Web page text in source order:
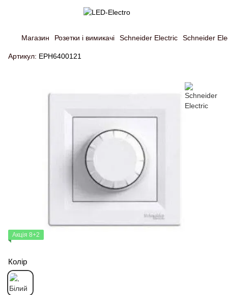
Магазин Розетки і вимикачі Schneider Electric Schneider
Артикул: EPH6400121
Акція 8+2
Колір